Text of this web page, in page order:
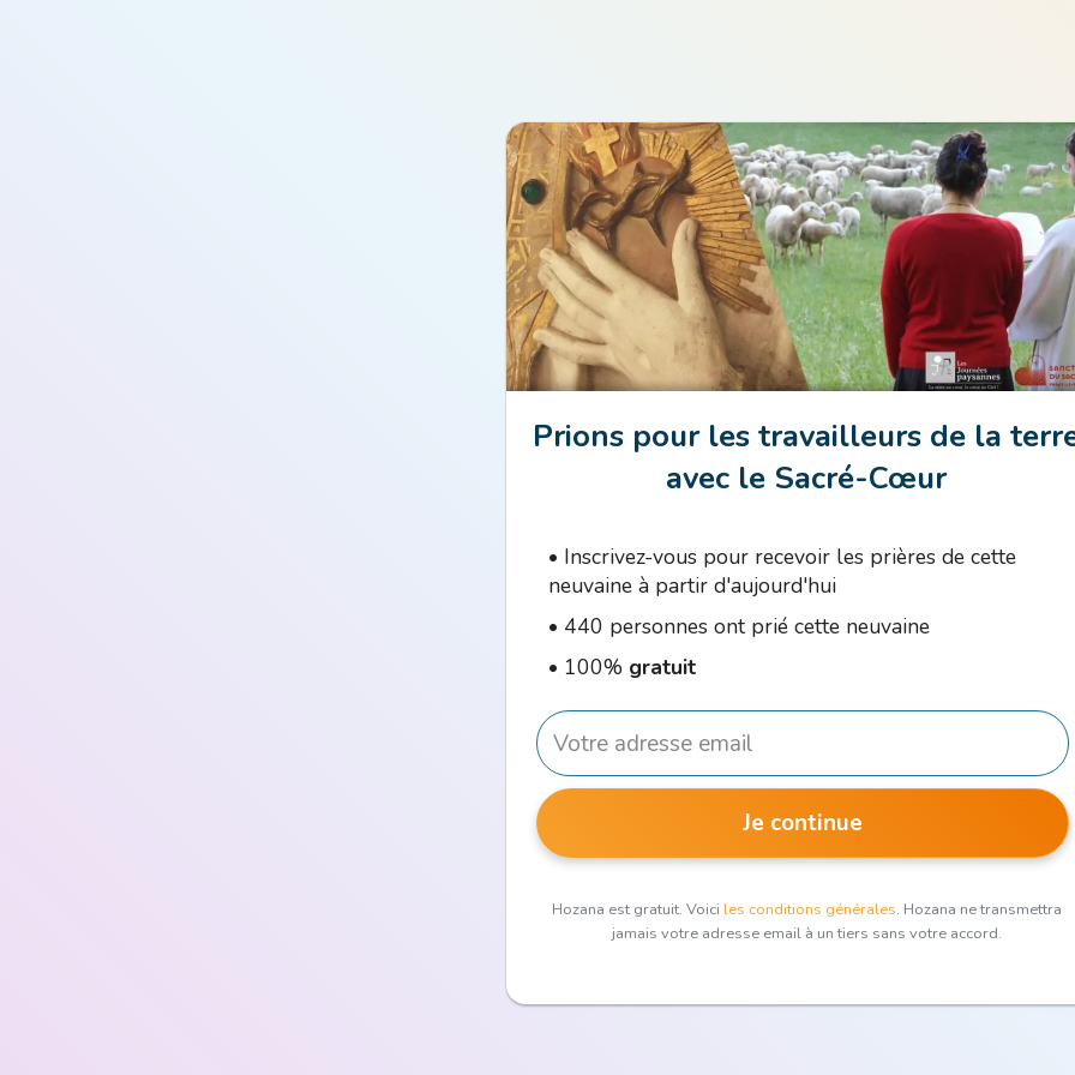
Prions pour les travailleurs de la
avec le Sacré-Cœur
• Inscrivez-vous pour recevoir les prières de cette
neuvaine à partir d'aujourd'hui
• 440 personnes ont prié cette neuvaine
• 100% gratuit
Je continue
Hozana est gratuit. Voici les conditions générales. Hozana ne transmettra
jamais votre adresse email à un tiers sans votre accord.